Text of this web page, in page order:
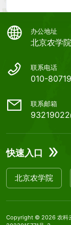
办公地址
北京农学
联系电话
010-
联系邮箱
快速入口
北京农学院
Copyright © 2026 农科